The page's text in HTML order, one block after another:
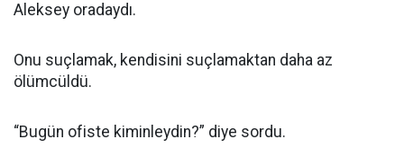
Aleksey oradaydı.
Onu suçlamak, kendisini suçlamaktan daha az
ölümcüldü.
“Bugün ofiste kiminleydin?” diye sordu.